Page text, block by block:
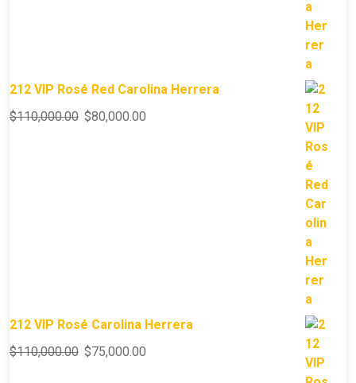
212 VIP Rosé Red Carolina Herrera
$110,000.00 $80,000.00
212 VIP Rosé Carolina Herrera
$110,000.00 $75,000.00